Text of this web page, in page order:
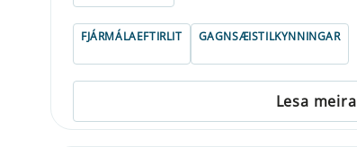
FJÁRMÁLAEFTIRLIT GAGNSÆISTILKYNNINGAR
Lesa meira